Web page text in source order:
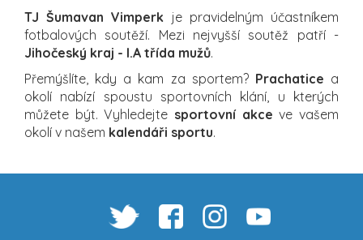
TJ Šumavan Vimperk je pravidelným účastníkem
fotbalových soutěží. Mezi nejvyšší soutěž patří -
Jihočeský kraj - I.A třída mužů.
Přemýšlíte, kdy a kam za sportem? Prachatice a
okolí nabízí spoustu sportovních klání, u kterých
můžete být. Vyhledejte sportovní akce ve vašem
okolí v našem kalendáři sportu.